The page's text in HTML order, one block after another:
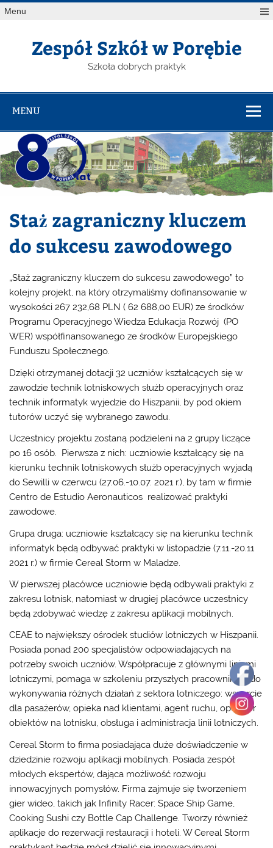
Menu
Zespół Szkół w Porębie
Szkoła dobrych praktyk
MENU
Staż zagraniczny kluczem
do sukcesu zawodowego
„Staż zagraniczny kluczem do sukcesu zawodowego” to
kolejny projekt, na który otrzymaliśmy dofinansowanie w
wysokości 267 232,68 PLN ( 62 688,00 EUR) ze środków
Programu Operacyjnego Wiedza Edukacja Rozwój (PO
WER) współfinansowanego ze środków Europejskiego
Funduszu Społecznego.
Dzięki otrzymanej dotacji 32 uczniów kształcących się w
zawodzie technik lotniskowych służb operacyjnych oraz
technik informatyk wyjedzie do Hiszpanii, by pod okiem
tutorów uczyć się wybranego zawodu.
Uczestnicy projektu zostaną podzieleni na 2 grupy liczące
po 16 osób. Pierwsza z nich: uczniowie kształcący się na
kierunku technik lotniskowych służb operacyjnych wyjadą
do Sewilli w czerwcu (27.06.-10.07. 2021 r.), by tam w firmie
Centro de Estudio Aeronauticos realizować praktyki
zawodowe.
Grupa druga: uczniowie kształcący się na kierunku technik
informatyk będą odbywać praktyki w listopadzie (7.11.-20.11
2021 r.) w firmie Cereal Storm w Maladze.
W pierwszej placówce uczniowie będą odbywali praktyki z
zakresu lotnisk, natomiast w drugiej placówce uczestnicy
będą zdobywać wiedzę z zakresu aplikacji mobilnych.
CEAE to największy ośrodek studiów lotniczych w Hiszpanii.
Posiada ponad 200 specjalistów odpowiadających na
potrzeby swoich uczniów. Współpracuje z głównymi liniami
lotniczymi, pomaga w szkoleniu przyszłych pracowników do
wykonywania różnych działań z sektora lotniczego: wsparcie
dla pasażerów, opieka nad klientami, agent ruchu, operator
obiektów na lotnisku, obsługa i administracja linii lotniczych.
Cereal Storm to firma posiadająca duże doświadczenie w
dziedzinie rozwoju aplikacji mobilnych. Posiada zespół
młodych ekspertów, dająca możliwość rozwoju
innowacyjnych pomysłów. Firma zajmuje się tworzeniem
gier wideo, takich jak Infinity Racer: Space Ship Game,
Cooking Sushi czy Bottle Cap Challenge. Tworzy również
aplikacje do rezerwacji restauracji i hoteli. W Cereal Storm